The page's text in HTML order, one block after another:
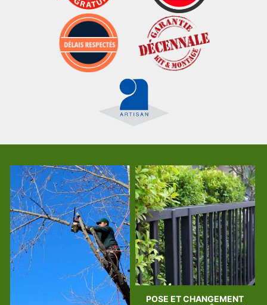
POSE ET CHANGEMENT